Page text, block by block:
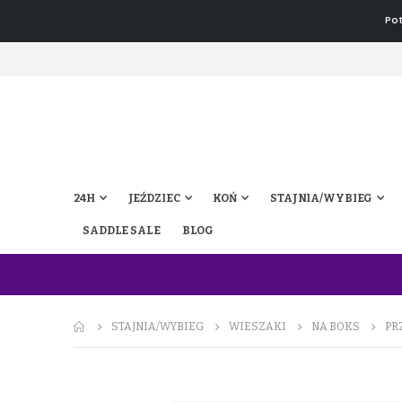
24H JEŹDZIEC KOŃ STAJNIA/WYBIEG
SADDLE SALE BLOG
STAJNIA/WYBIEG WIESZAKI NA BOKS